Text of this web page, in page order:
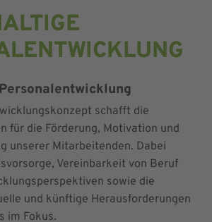
schafft die
für die Förderung, Motivation und
unserer Mitarbeitenden. Dabei
Vereinbarkeit von Beruf
sowie die
und künftige Herausforderungen
im Fokus.